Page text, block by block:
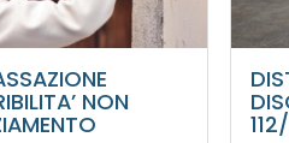
NON